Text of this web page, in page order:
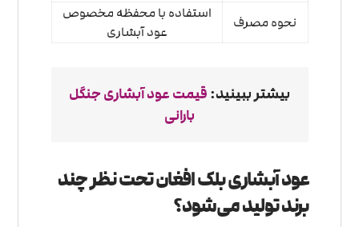
نحوه مصرف
استفاده با محفظه مخصوص
عود آبشاری
بیشتر ببینید: قیمت عود آبشاری جنگل
بارانی
عود آبشاری بلک افغان تحت نظر چند
برند تولید می‌شود؟